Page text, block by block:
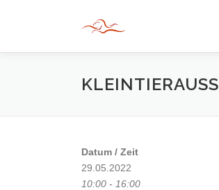
Datum / Zeit
29.05.2022
10:00 - 16:00